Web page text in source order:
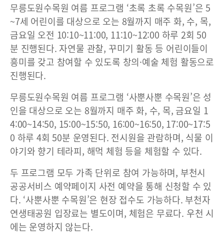
무릉도원수목원 여름 프로그램 ‘초록 초록 수목원’은 5
~7세 어린이를 대상으로 오는 8월까지 매주 화, 수, 목,
금요일 오전 10:10~11:00, 11:10~12:00 하루 2회 50
분 진행된다. 자연물 관찰, 꾸미기 활동 등 어린이들이
흥미를 갖고 참여할 수 있도록 창의·예술 체험 활동으로
진행된다.
무릉도원수목원 여름 프로그램 ‘사뿐사뿐 수목원’은 성
인을 대상으로 오는 8월까지 매주 화, 수, 목, 금요일 1
4:00~14:50, 15:00~15:50, 16:00~16:50, 17:00~17:5
0 하루 4회 50분 운영된다. 전시원을 관람하며, 식물 이
야기와 향기 테라피, 해먹 체험 등을 체험할 수 있다.
두 프로그램 모두 가족 단위로 참여 가능하며, 부천시
공공서비스 예약페이지 사전 예약을 통해 신청할 수 있
다. ‘사뿐사뿐 수목원’은 현장 접수도 가능하다. 부천자
연생태공원 입장료는 별도이며, 체험은 무료다. 우천 시
에는 운영하지 않는다.